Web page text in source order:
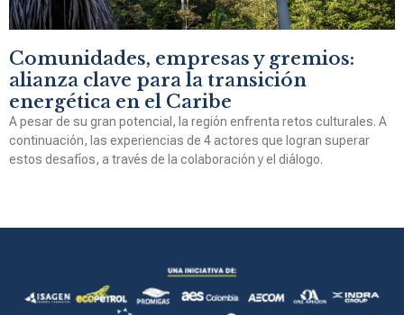
Comunidades, empresas y gremios:
alianza clave para la transición
energética en el Caribe
A pesar de su gran potencial, la región enfrenta retos culturales. A
continuación, las experiencias de 4 actores que logran superar
estos desafíos, a través de la colaboración y el diálogo.